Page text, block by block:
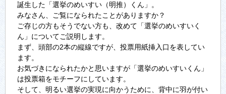
誕生した「選挙のめいすい（明推）くん」。
みなさん、ご覧になられたことがありますか？
ご存じの方もそうでない方も、改めて「選挙のめいすいく
ん」についてご説明します。
まず、頭部の2本の縦線ですが、投票用紙挿入口を表してい
ます。
お気づきになられたかと思いますが「選挙のめいすいくん」
は投票箱をモチーフにしています。
そして、明るい選挙の実現に向かうために、背中に羽が付い